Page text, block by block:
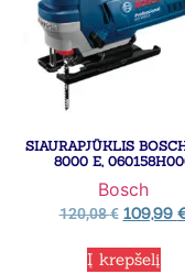
SIAURAPJŪKLIS
8000 E,
Bosch
120,08€ 109,99
Į krepšelį